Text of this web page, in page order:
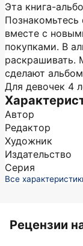
Эта книга-
Познакомьтесь
вместе с
покупками. В
раскрашивать.
сделают
Для девочек 4
Автор
Редактор
Художник
Издательство
Серия
Все
Рецензии